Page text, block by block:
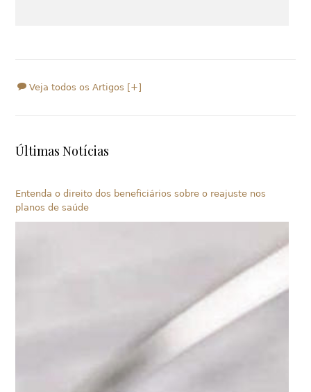
Veja todos os Artigos [+]
Últimas Notícias
Entenda o direito dos beneficiários sobre o reajuste nos
planos de saúde